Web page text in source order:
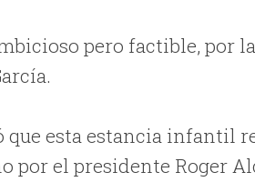
pero factible, por
que esta estancia infantil
por el presidente Roger